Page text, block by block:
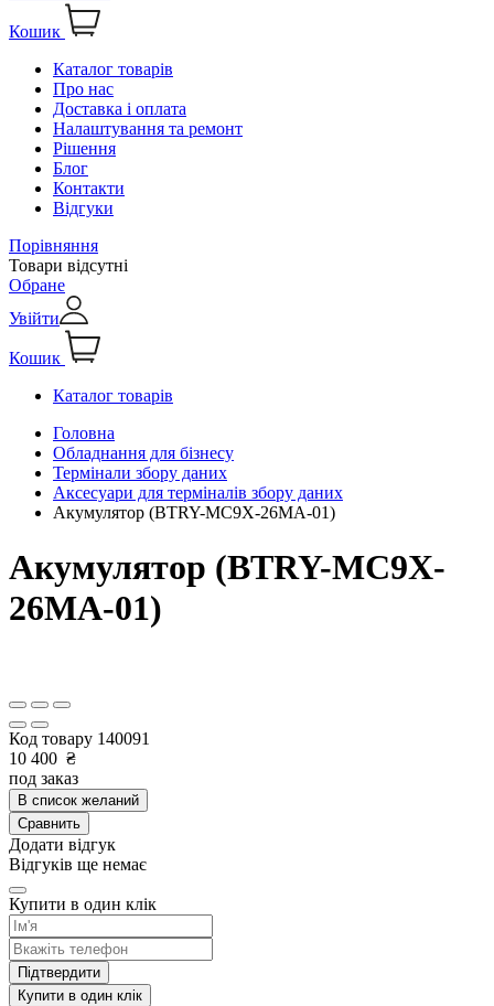
Кошик
Каталог товарів
Про нас
Доставка і оплата
Налаштування та ремонт
Рішення
Блог
Контакти
Відгуки
Порівняння
Товари відсутні
Обране
Увійти
Кошик
Каталог товарів
Головна
Обладнання для бізнесу
Термінали збору даних
Аксесуари для терміналів збору даних
Акумулятор (BTRY-MC9X-26MA-01)
Акумулятор (BTRY-MC9X-
26MA-01)
Код товару 140091
10 400 ₴
под заказ
В список желаний
Сравнить
Додати відгук
Відгуків ще немає
Купити в один клік
Підтвердити
Купити в один клік